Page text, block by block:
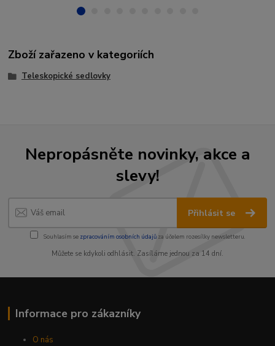
Zboží zařazeno v kategoriích
Teleskopické sedlovky
Nepropásněte novinky, akce a
slevy!
Přihlásit se
Souhlasím se zpracováním osobních údajůza účelem rozesílky newsletteru.
Můžete se kdykoli odhlásit. Zasíláme jednou za 14 dní.
Informace pro zákazníky
O nás